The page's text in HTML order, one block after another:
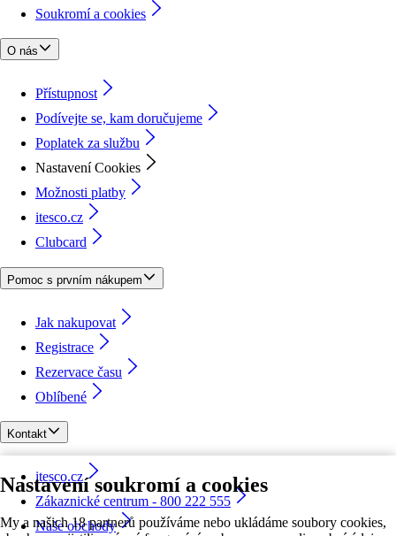
Nastavení soukromí a cookies
My a našich 18 partnerů používáme nebo ukládáme soubory cookies,
Soukromí a cookies
O nás
Přístupnost
Podívejte se, kam doručujeme
Poplatek za službu
Nastavení Cookies
Možnosti platby
itesco.cz
Clubcard
Pomoc s prvním nákupem
Jak nakupovat
Registrace
Rezervace času
Oblíbené
Kontakt
itesco.cz
Zákaznické centrum - 800 222 555
Naše obchody